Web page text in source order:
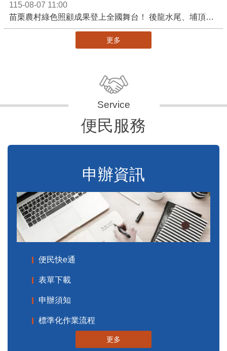
115-08-07 11:00
苗栗農村綠色照顧成果登上全國舞台！ 後龍水尾、埔頂社區前進2026高齡健康產業博覽會
更多
便民服務
申辦資訊
便民快e通
表單下載
申辦須知
標準化作業流程
更多